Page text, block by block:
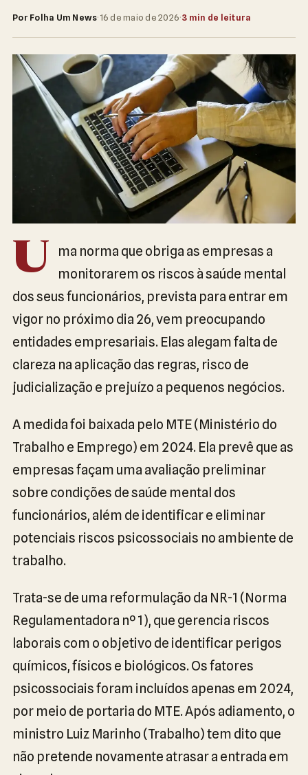
Por Folha Um News· 16 de maio de 2026·3 min de leitura
U
ma norma que obriga as empresas a
monitorarem os riscos à saúde mental
dos seus funcionários, prevista para entrar em
vigor no próximo dia 26, vem preocupando
entidades empresariais. Elas alegam falta de
clareza na aplicação das regras, risco de
judicialização e prejuízo a pequenos negócios.
A medida foi baixada pelo MTE (Ministério do
Trabalho e Emprego) em 2024. Ela prevê que as
empresas façam uma avaliação preliminar
sobre condições de saúde mental dos
funcionários, além de identificar e eliminar
potenciais riscos psicossociais no ambiente de
trabalho.
Trata-se de uma reformulação da NR-1 (Norma
Regulamentadora nº 1), que gerencia riscos
laborais com o objetivo de identificar perigos
químicos, físicos e biológicos. Os fatores
psicossociais foram incluídos apenas em 2024,
por meio de portaria do MTE. Após adiamento, o
ministro Luiz Marinho (Trabalho) tem dito que
não pretende novamente atrasar a entrada em